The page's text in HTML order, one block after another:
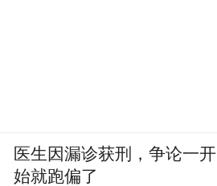
医生因漏诊获刑，争论一开
始就跑偏了